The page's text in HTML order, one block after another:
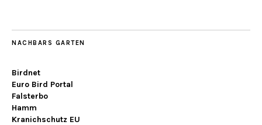
NACHBARS GARTEN
Birdnet
Euro Bird Portal
Falsterbo
Hamm
Kranichschutz EU